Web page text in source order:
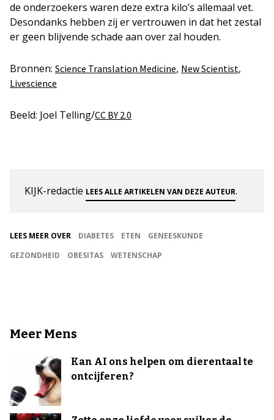
de onderzoekers waren deze extra kilo’s allemaal vet.
Desondanks hebben zij er vertrouwen in dat het zestal
er geen blijvende schade aan over zal houden.
Bronnen: Science Translation Medicine, New Scientist,
Livescience
Beeld: Joel Telling/CC BY 2.0
KIJK-redactie LEES ALLE ARTIKELEN VAN DEZE AUTEUR.
LEES MEER OVER DIABETES ETEN
GENEESKUNDE
GEZONDHEID
OBESITAS WETENSCHAP
Meer Mens
Kan AI ons helpen om dierentaal te
ontcijferen?